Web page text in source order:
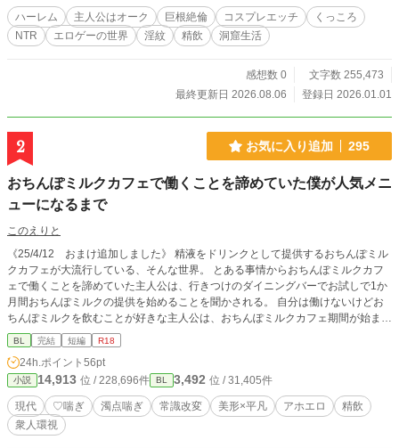
最もお世話になっているのが『汝のセックスでヒロインに祝福を』という異世界
ファンタジー系のエロゲームである。 勇者が魔物に犯されそうになっている
ヒロインを助け、魔物に2度と犯されないようにセックスで祝福、つまり勇者専
タービジュアル・声、どれもがよく作り込まれていて、抜けるのだ。 「さー
て、今日の魔物は何かなと。おぉ！オークに犯されそうになってる爆乳シスター
して、パコパコセックスタイムだ！」 そう、ゲームに逃げれば自分の粗末な
ナニを気にする必要もない。 ゲームの中なら誰でも満足させられるのだか
ら。 「ふぅ〜。爆乳シスターさんが神に許しを乞いながら勇者に背後から胸を
鷲掴みにされ、立ちバックで抱かれるシーンは圧巻だった。もうこんな時間か。
コンビニで飯でも買ってくるか」 俺はコンビニ内にて弁当と。 おっ！ 女
教師NTRの新刊が出てるじゃないか！ 新婚の女教師がチャラ男の生徒に弱み
がかなり抜けるんだよな〜。 これも買いだ。 俺がその本を取って顔を上げ
ると。 ガッシャーンとコンビニのドアを突き破って、乗用車が一台、その時
ちょうど雑誌コーナーに居た俺に直撃。 俺が意識を取り戻すとそこは俺が先
ほどプレイしていたエロゲーム『汝のセックスでヒロインに祝福を』の世界で、
俺は勇者ではなくオークになっていた。
ハーレム 主人公はオーク 巨根絶倫 コスプレエッチ
くっころ
NTR
エロゲーの世界 淫紋 精飲 洞窟生活
感想数 0
文字数 255,473
最終更新日 2026.08.06
登録日 2026.01.01
2 お気に入り追加 295
おちんぽミルクカフェで働くことを諦めていた僕が人気メニ
ューになるまで
このえりと
《25/4/12 おまけ追加しました》 精液をドリンクとして提供するおちんぽミル
クカフェが大流行している、そんな世界。 とある事情からおちんぽミルクカフ
ェで働くことを諦めていた主人公は、行きつけのダイニングバーでお試しで1か
月間おちんぽミルクの提供を始めることを聞かされる。 自分は働けないけどお
ちんぽミルクを飲むことが好きな主人公は、おちんぽミルクカフェ期間が始まる
とさっそくお店に行くことにした――。 おちんぽミルクカフェで働きたいと思
いながらも諦めていた主人公が期間限定おちんぽミルクカフェを全力で楽しみ、
そして自分自身が人気メニューになるまでの話。 ※精液等の体液をドリンクと
して提供することが普通な常識改変世界ですのでご注意ください 成分表：♡喘
ぎ 濁点喘ぎ 精飲 飲潮 潮吹き 衆人環視
BL 完結 短編 R18
24h.ポイント 56pt
小説 14,913 位 / 228,696件 BL 3,492 位 / 31,405件
現代 ♡喘ぎ 濁点喘ぎ 常識改変 美形×平凡 アホエロ
精飲
衆人環視